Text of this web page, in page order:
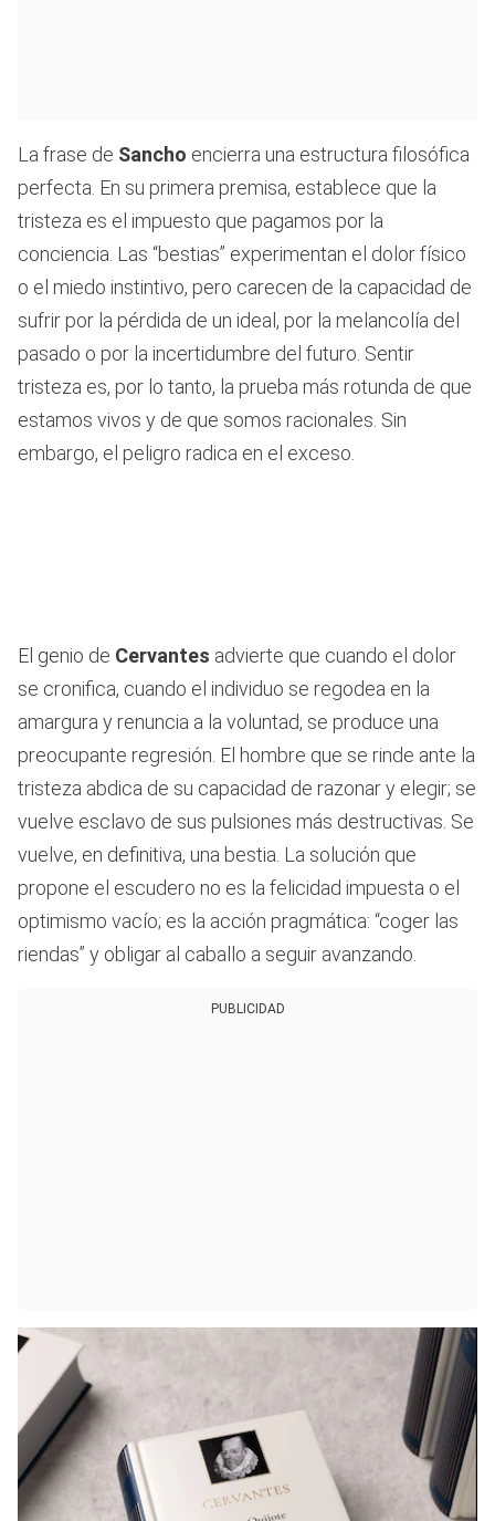
La frase de Sancho encierra una estructura filosófica
perfecta. En su primera premisa, establece que la
tristeza es el impuesto que pagamos por la
conciencia. Las “bestias” experimentan el dolor físico
o el miedo instintivo, pero carecen de la capacidad de
sufrir por la pérdida de un ideal, por la melancolía del
pasado o por la incertidumbre del futuro. Sentir
tristeza es, por lo tanto, la prueba más rotunda de que
estamos vivos y de que somos racionales. Sin
embargo, el peligro radica en el exceso.
El genio de Cervantes advierte que cuando el dolor
se cronifica, cuando el individuo se regodea en la
amargura y renuncia a la voluntad, se produce una
preocupante regresión. El hombre que se rinde ante la
tristeza abdica de su capacidad de razonar y elegir; se
vuelve esclavo de sus pulsiones más destructivas. Se
vuelve, en definitiva, una bestia. La solución que
propone el escudero no es la felicidad impuesta o el
optimismo vacío; es la acción pragmática: “coger las
riendas” y obligar al caballo a seguir avanzando.
PUBLICIDAD